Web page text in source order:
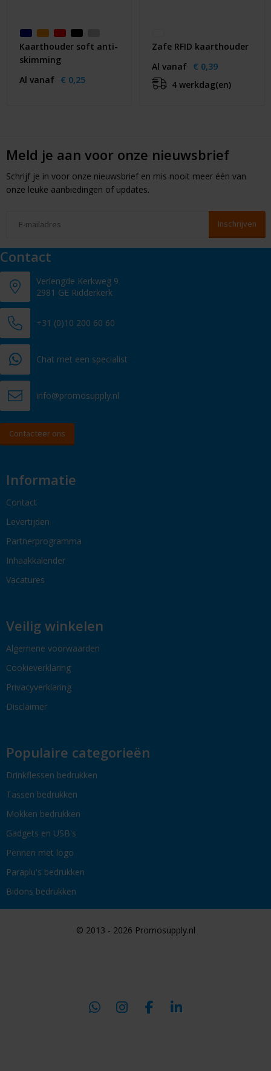
Kaarthouder soft anti-
skimming
Al vanaf € 0,25
Zafe RFID kaarthouder
Al vanaf € 0,39
4 werkdag(en)
Meld je aan voor onze nieuwsbrief
Schrijf je in voor onze nieuwsbrief en mis nooit meer één van
onze leuke aanbiedingen of updates.
Contact
Verlengde Kerkweg 9
2981 GE Ridderkerk
+31 (0)10 200 60 60
Chat met een specialist
info@promosupply.nl
Contacteer ons
Informatie
Contact
Levertijden
Partnerprogramma
Inhaakkalender
Vacatures
Veilig winkelen
Algemene voorwaarden
Cookieverklaring
Privacyverklaring
Disclaimer
Populaire categorieën
Drinkflessen bedrukken
Tassen bedrukken
Mokken bedrukken
Gadgets en USB's
Pennen met logo
Paraplu's bedrukken
Bidons bedrukken
© 2013 - 2026 Promosupply.nl